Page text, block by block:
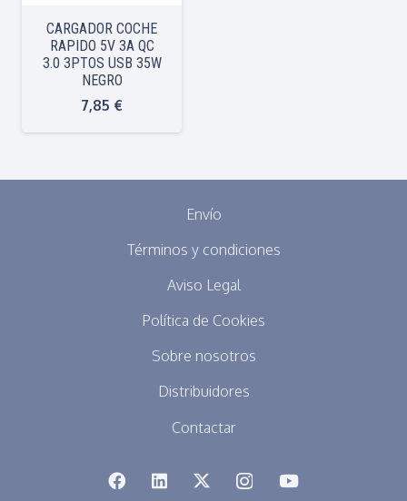
CARGADOR COCHE
RAPIDO 5V 3A QC
3.0 3PTOS USB 35W
NEGRO
7,85 €
Envío
Términos y condiciones
Aviso Legal
Política de Cookies
Sobre nosotros
Distribuidores
Contactar